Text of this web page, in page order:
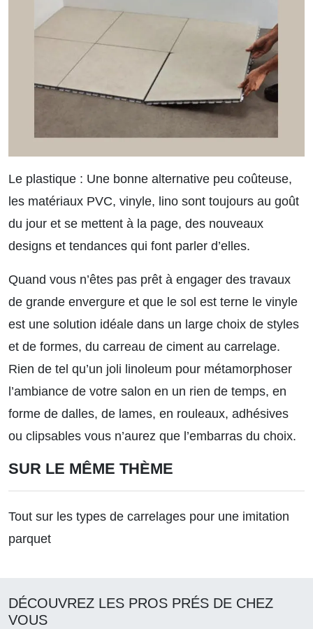
Le plastique : Une bonne alternative peu coûteuse,
les matériaux PVC, vinyle, lino sont toujours au goût
du jour et se mettent à la page, des nouveaux
designs et tendances qui font parler d’elles.
Quand vous n’êtes pas prêt à engager des travaux
de grande envergure et que le sol est terne le vinyle
est une solution idéale dans un large choix de styles
et de formes, du carreau de ciment au carrelage.
Rien de tel qu’un joli linoleum pour métamorphoser
l’ambiance de votre salon en un rien de temps, en
forme de dalles, de lames, en rouleaux, adhésives
ou clipsables vous n’aurez que l’embarras du choix.
SUR LE MÊME THÈME
Tout sur les types de carrelages pour une imitation
parquet
DÉCOUVREZ LES PROS PRÉS DE CHEZ
VOUS